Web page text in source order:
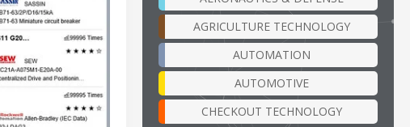
AGRICULTURE TECHNOLOGY
AUTOMATION
AUTOMOTIVE
CHECKOUT TECHNOLOGY